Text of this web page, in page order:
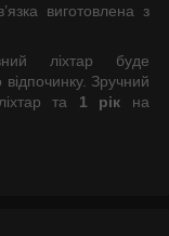
виготовлена з
ліхтар буде
Зручний
та 1 рік на